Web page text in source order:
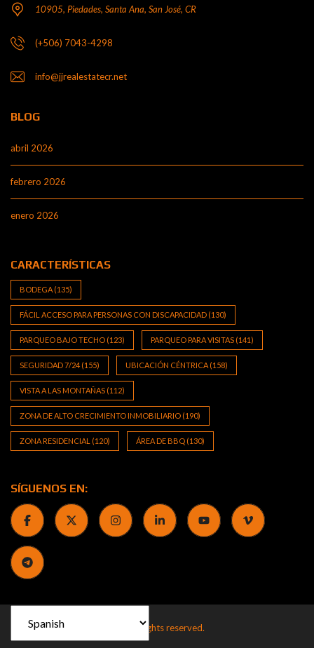
10905, Piedades, Santa Ana, San José, CR
(+506) 7043-4298
info@jjrealestatecr.net
BLOG
abril 2026
febrero 2026
enero 2026
CARACTERÍSTICAS
BODEGA (135)
FÁCIL ACCESO PARA PERSONAS CON DISCAPACIDAD (130)
PARQUEO BAJO TECHO (123) PARQUEO PARA VISITAS (141)
SEGURIDAD 7/24 (155) UBICACIÓN CÉNTRICA (158)
VISTA A LAS MONTAÑAS (112)
ZONA DE ALTO CRECIMIENTO INMOBILIARIO (190)
ZONA RESIDENCIAL (120) ÁREA DE BBQ (130)
SÍGUENOS EN:
2013 by J&J Real Estate CR. All rights reserved.